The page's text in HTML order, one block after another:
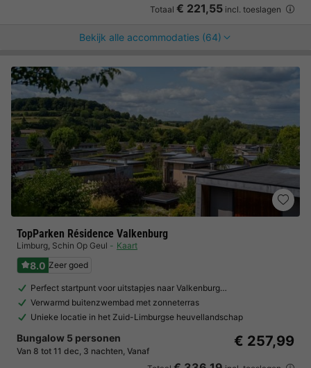
Totaal € 221,55 incl. toeslagen
Bekijk alle accommodaties (64)
TopParken Résidence Valkenburg
Limburg, Schin Op Geul Kaart
8.0 Zeer goed
Perfect startpunt voor uitstapjes naar Valkenburg…
Verwarmd buitenzwembad met zonneterras
Unieke locatie in het Zuid-Limburgse heuvellandschap
Bungalow 5 personen
Van 8 tot 11 dec, 3 nachten, Vanaf
€ 257,99